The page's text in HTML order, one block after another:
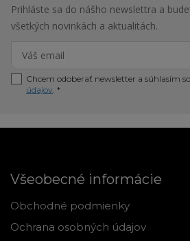
Prihláste sa do nášho newslettra a
všetkých novinkách a aktualitách.
Chcem odoberať newsletter a súhlasím so
údajov. *
Všeobecné informácie
Obchodné podmienky
Ochrana osobných údajov